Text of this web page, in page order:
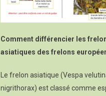
Comment différencier les
asiatiques des frelons
Le frelon asiatique (Vespa
nigrithorax) est classé comme